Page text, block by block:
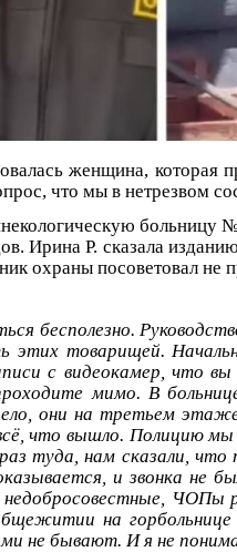
женщина, которая
что мы в нетрезвом
больницу
Ирина Р. сказала
охраны посоветовал
бесполезно.
этих товарищей.
с видеокамер, что
мимо. В
они на третьем
что вышло. Полицию
туда, нам сказали, что
и звонка не
недобросовестные,
на
не бывают. И я не